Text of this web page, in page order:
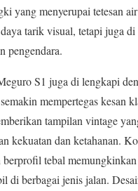
yang menyerupai tetesan
tarik visual, tetapi juga
pengendara.
S1 juga di lengkapi
mempertegas kesan
tampilan vintage
kekuatan dan ketahanan.
berprofil tebal
di berbagai jenis jalan.